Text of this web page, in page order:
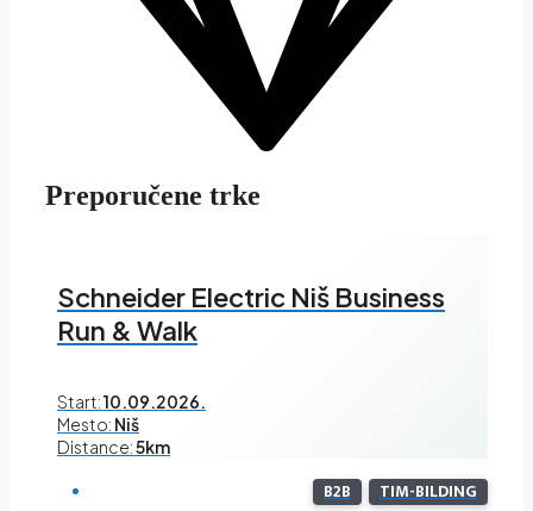
Preporučene trke
Schneider Electric Niš Business
Run & Walk
Start:10.09.2026.
Mesto: Niš
Distance:5km
B2B TIM-BILDING